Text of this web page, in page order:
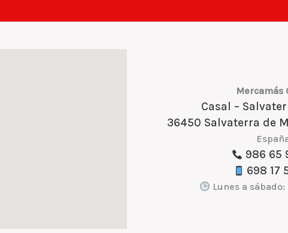
Mercamás
Casal –
36450 Salvaterra de
986 65
698 17
Lunes a sábado: